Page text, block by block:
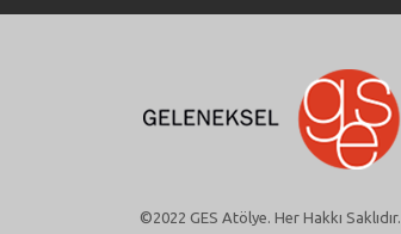
©2022 GES Atölye. Her Hakkı Saklıdır.